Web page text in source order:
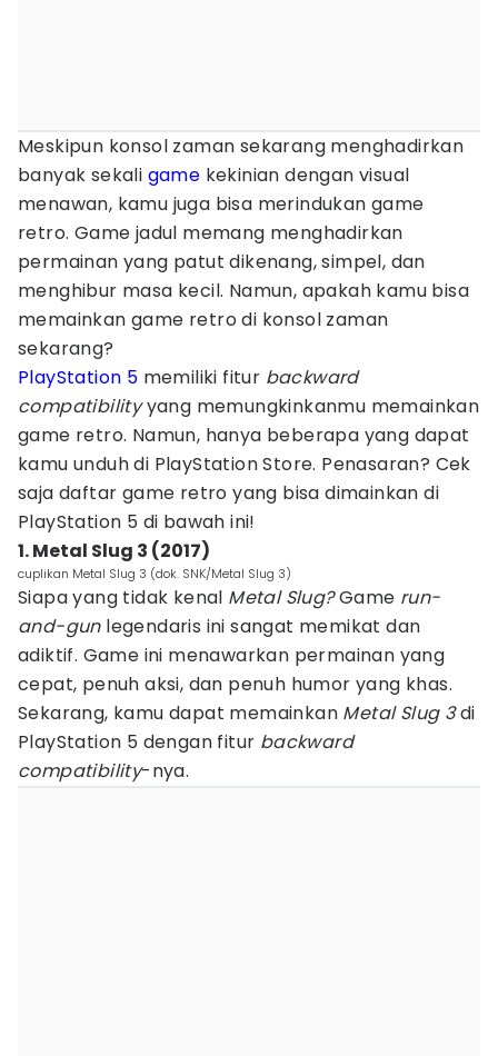
Meskipun konsol zaman sekarang menghadirkan
banyak sekali game kekinian dengan visual
menawan, kamu juga bisa merindukan game
retro. Game jadul memang menghadirkan
permainan yang patut dikenang, simpel, dan
menghibur masa kecil. Namun, apakah kamu bisa
memainkan game retro di konsol zaman
sekarang?
PlayStation 5 memiliki fitur backward
compatibilityyang memungkinkanmu memainkan
game retro. Namun, hanya beberapa yang dapat
kamu unduh di PlayStation Store. Penasaran? Cek
saja daftar game retro yang bisa dimainkan di
PlayStation 5 di bawah ini!
1. Metal Slug 3 (2017)
cuplikan Metal Slug 3 (dok. SNK/Metal Slug 3)
Siapa yang tidak kenal Metal Slug?Game run-
and-gunlegendaris ini sangat memikat dan
adiktif. Game ini menawarkan permainan yang
cepat, penuh aksi, dan penuh humor yang khas.
Sekarang, kamu dapat memainkan Metal Slug 3di
PlayStation 5 dengan fitur backward
compatibility-nya.